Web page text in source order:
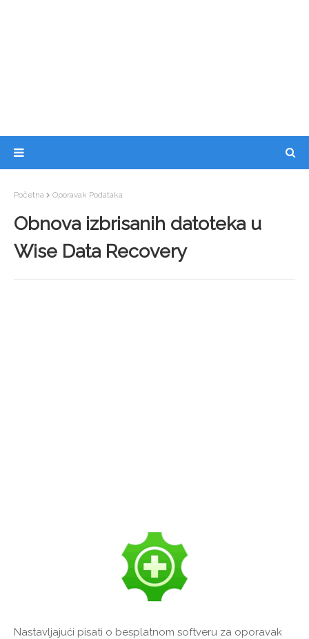
Početna Oporavak Podataka
Obnova izbrisanih datoteka u
Wise Data Recovery
Nastavljajući pisati o besplatnom softveru za oporavak